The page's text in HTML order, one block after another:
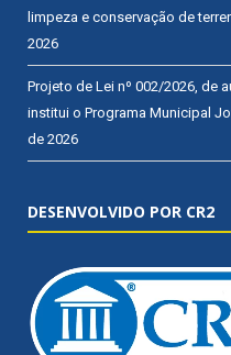
limpeza e conservação de
2026
Projeto de Lei nº 002/2026, de
institui o Programa Municipal
de 2026
DESENVOLVIDO POR CR2